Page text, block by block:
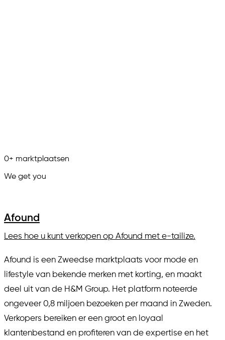
0+ marktplaatsen
We get you
Afound
Lees hoe u kunt verkopen op Afound met e-tailize.
Afound is een Zweedse marktplaats voor mode en
lifestyle van bekende merken met korting, en maakt
deel uit van de H&M Group. Het platform noteerde
ongeveer 0,8 miljoen bezoeken per maand in Zweden.
Verkopers bereiken er een groot en loyaal
klantenbestand en profiteren van de expertise en het